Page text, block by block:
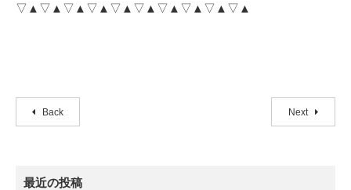
▽▲▽▲▽▲▽▲▽▲▽▲▽▲▽▲▽▲▽▲
Back Next
最近の投稿